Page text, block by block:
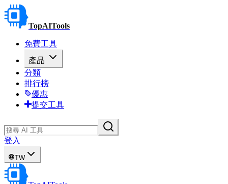
TopAITools
免費工具
產品
分類
排行榜
優惠
提交工具
登入
TW